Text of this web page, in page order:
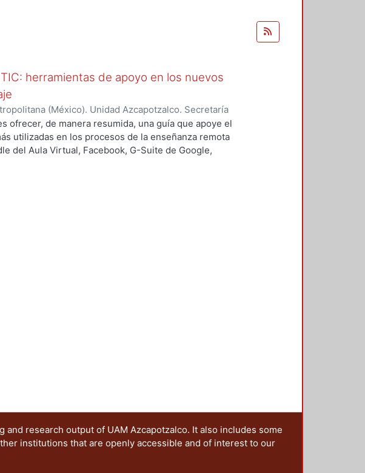
herramientas de apoyo en los nuevos
(México). Unidad Azcapotzalco. Secretaría
María Beatriz;Orozco García, Paola Yatzel;Puga
Morales, Mercedes Isabel;Alvarado Hernández,
Juan Carlos
ofrecer, de manera resumida, una guía que apoye el
utilizadas en los procesos de la enseñanza remota
del Aula Virtual, Facebook, G-Suite de Google,
research output of UAM Azcapotzalco. It also includes some
institutions that are openly accessible and of interest to our